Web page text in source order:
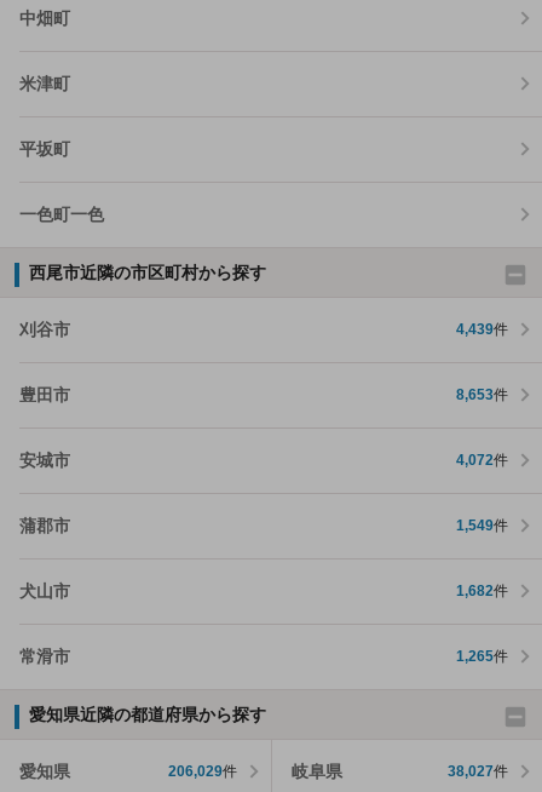
中畑町
米津町
平坂町
一色町一色
西尾市近隣の市区町村から探す
刈谷市 4,439件
豊田市 8,653件
安城市 4,072件
蒲郡市 1,549件
犬山市 1,682件
常滑市 1,265件
愛知県近隣の都道府県から探す
愛知県 206,029件 岐阜県 38,027件